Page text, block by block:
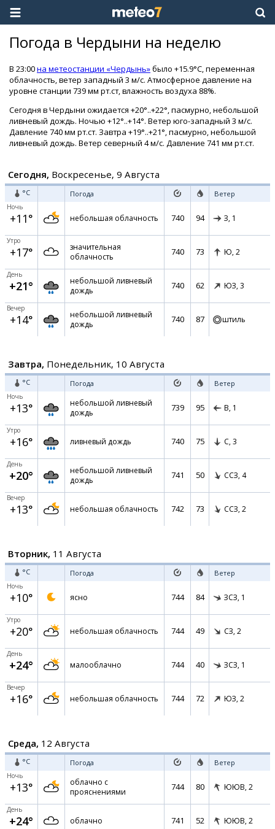
Погода в Чердыни на неделю
В 23:00на метеостанции «Чердынь»было +15.9°C, переменная
облачность, ветер западный 3 м/с. Атмосферное давление на
уровне станции 739 мм рт.ст, влажность воздуха 88%.
Сегодня в Чердыни ожидается +20°..+22°, пасмурно, небольшой
ливневый дождь. Ночью +12°..+14°. Ветер юго-западный 3 м/с.
Давление 740 мм рт.ст. Завтра +19°..+21°, пасмурно, небольшой
ливневый дождь. Ветер северный 4 м/с. Давление 741 мм рт.ст.
Сегодня, Воскресенье, 9 Августа
°C Погода Ветер
Ночь
+11° небольшая облачность 740 94 З, 1
Утро
+17°
значительная
облачность
740 73 Ю, 2
День
+21°
небольшой ливневый
дождь
740 62 ЮЗ, 3
Вечер
+14°
небольшой ливневый
дождь
740 87 штиль
Завтра, Понедельник, 10 Августа
°C Погода Ветер
Ночь
+13°
небольшой ливневый
дождь
739 95 В, 1
Утро
+16° ливневый дождь 740 75 С, 3
День
+20°
небольшой ливневый
дождь
741 50 ССЗ, 4
Вечер
+13° небольшая облачность 742 73 ССЗ, 2
Вторник, 11 Августа
°C Погода Ветер
Ночь
+10° ясно 744 84 ЗСЗ, 1
Утро
+20° небольшая облачность 744 49 СЗ, 2
День
+24° малооблачно 744 40 ЗСЗ, 1
Вечер
+16° небольшая облачность 744 72 ЮЗ, 2
Среда, 12 Августа
°C Погода Ветер
Ночь
+13°
облачно с
прояснениями
744 80 ЮЮВ, 2
День
+24° облачно 741 52 ЮЮВ, 2